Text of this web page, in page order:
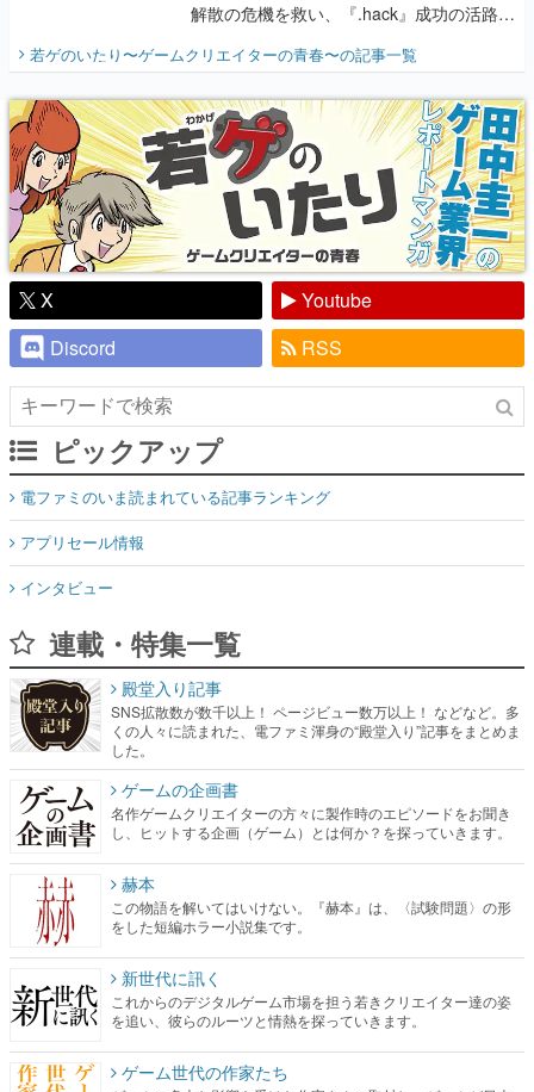
解散の危機を救い、『.hack』成功の活路を
開く。業界の快男児・松山 洋に流れる血は
『少年ジャンプ』色だった【若ゲのいた
り】
若ゲのいたり〜ゲームクリエイターの青春〜の記事一覧
X
Youtube
Discord
RSS
ピックアップ
電ファミのいま読まれている記事ランキング
アプリセール情報
インタビュー
連載・特集一覧
殿堂入り記事
SNS拡散数が数千以上！ ページビュー数万以上！ などなど。多
くの人々に読まれた、電ファミ渾身の“殿堂入り”記事をまとめま
した。
ゲームの企画書
名作ゲームクリエイターの方々に製作時のエピソードをお聞き
し、ヒットする企画（ゲーム）とは何か？を探っていきます。
赫本
この物語を解いてはいけない。『赫本』は、〈試験問題〉の形
をした短編ホラー小説集です。
新世代に訊く
これからのデジタルゲーム市場を担う若きクリエイター達の姿
を追い、彼らのルーツと情熱を探っていきます。
ゲーム世代の作家たち